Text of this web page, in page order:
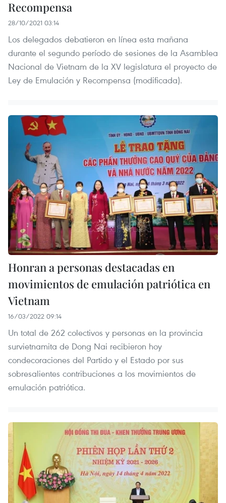
Recompensa
28/10/2021 03:14
Los delegados debatieron en línea esta mañana
durante el segundo período de sesiones de la Asamblea
Nacional de Vietnam de la XV legislatura el proyecto de
Ley de Emulación y Recompensa (modificada).
Honran a personas destacadas en
movimientos de emulación patriótica en
Vietnam
16/03/2022 09:14
Un total de 262 colectivos y personas en la provincia
survietnamita de Dong Nai recibieron hoy
condecoraciones del Partido y el Estado por sus
sobresalientes contribuciones a los movimientos de
emulación patriótica.